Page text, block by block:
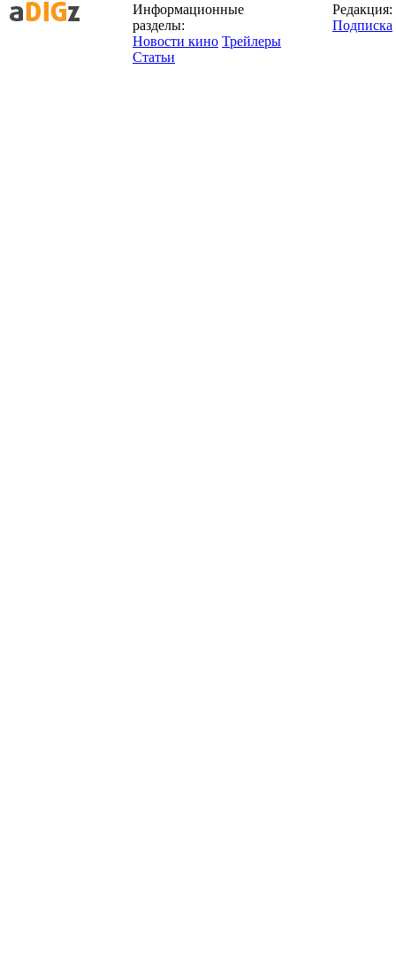
Информационные
разделы:
Новости кино Трейлеры
Статьи
Редакция:
Подписка